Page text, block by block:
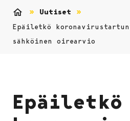
Uutiset
Epäiletkö
sähköinen oirearvio
Epäiletkö